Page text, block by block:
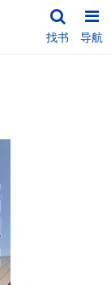
找书 导航